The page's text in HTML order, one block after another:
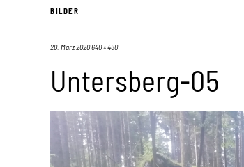
BILDER
20. März 2020640 × 480
Untersberg-05